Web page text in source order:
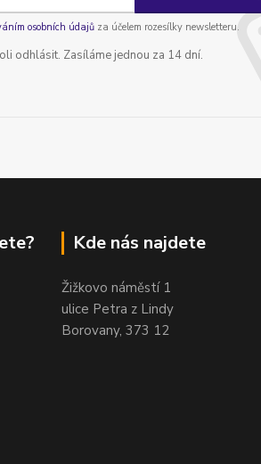
osobních údajůza účelem rozesílky newsletteru.
odhlásit. Zasíláme jednou za 14 dní.
Kde nás najdete
Žižkovo náměstí 1
ulice Petra z Lindy
Borovany, 373 12